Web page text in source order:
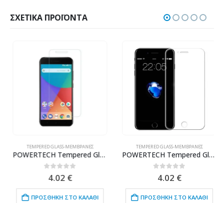
ΣΧΕΤΙΚΆ ΠΡΟΪΌΝΤΑ
TEMPERED GLASS-ΜΕΜΒΡΆΝΕΣ
POWERTECH Tempered Glass 9H(0.33MM), για Xiaomi Mi A1
out of 5
4.02€
ΠΡΟΣΘΉΚΗ ΣΤΟ ΚΑΛΆΘΙ
TEMPERED GLASS-ΜΕΜΒΡΆΝΕΣ
POWERTECH Tempered Glass 9H (0.33MM) TGC-0055, για iPhone 8
out of 5
4.02€
ΠΡΟΣΘΉΚΗ ΣΤΟ ΚΑΛΆΘΙ